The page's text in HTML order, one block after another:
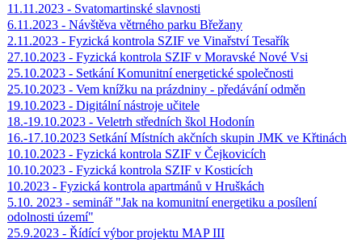
11.11.2023 - Svatomartinské slavnosti
6.11.2023 - Návštěva větrného parku Břežany
2.11.2023 - Fyzická kontrola SZIF ve Vinařství Tesařík
27.10.2023 - Fyzická kontrola SZIF v Moravské Nové Vsi
25.10.2023 - Setkání Komunitní energetické společnosti
25.10.2023 - Vem knížku na prázdniny - předávání odměn
19.10.2023 - Digitální nástroje učitele
18.-19.10.2023 - Veletrh středních škol Hodonín
16.-17.10.2023 Setkání Místních akčních skupin JMK ve Křtinách
10.10.2023 - Fyzická kontrola SZIF v Čejkovicích
10.10.2023 - Fyzická kontrola SZIF v Kosticích
10.2023 - Fyzická kontrola apartmánů v Hruškách
5.10. 2023 - seminář "Jak na komunitní energetiku a posílení
odolnosti území"
25.9.2023 - Řídící výbor projektu MAP III